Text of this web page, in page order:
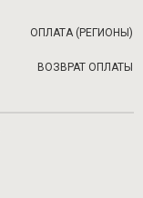
ОПЛАТА (РЕГИОНЫ)
ВОЗВРАТ ОПЛАТЫ